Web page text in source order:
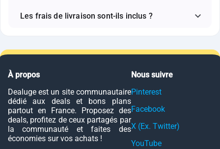
Les frais de livraison sont-ils inclus ?
À propos
Dealuge est un site communautaire
dédié aux deals et bons plans
partout en France. Proposez des
deals, profitez de ceux partagés par
la communauté et faites des
économies sur vos achats !
Nous suivre
Pinterest
Facebook
X (Ex. Twitter)
YouTube